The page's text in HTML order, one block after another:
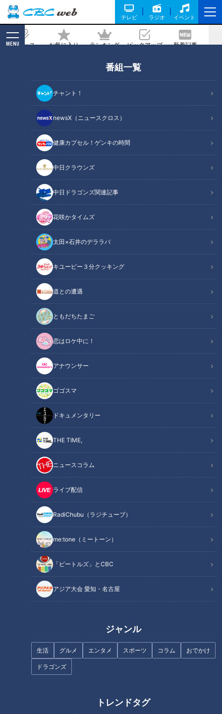
テレビ ラジオ イベント
ニュース お気に入り ランキング ピックアップ 新着記事
MENU
番組一覧
チャント！
newsX（ニュースクロス）
健康カプセル！ゲンキの時間
中日クラウンズ
中日ドラゴンズ関連記事
花咲かタイムズ
太田×石井のデララバ
キユーピー３分クッキング
道との遭遇
ともだちたまご
恋はロケ中に！
アナウンサー
ゴゴスマ
ドキュメンタリー
THE TIME,
ニュースコラム
ライブ配信
RadiChubu（ラジチューブ）
me:tone（ミートーン）
「ビートルズ」とCBC
アジア大会 愛知・名古屋
ジャンル
生活 グルメ エンタメ スポーツ コラム おでかけ
ドラゴンズ
トレンドタグ
ード『亀山みそ焼きうどん』を調査！ B
級グルメでも知られる味のルーツを探る
記事に戻る
CBCテレビ『チャント！』いただきます！ほぼ地元だけ 愛されフード
この記事の画像（全7枚）
記事に戻る
この記事を見たあなたへのおすすめ
SNSで大バズりの「海老ワンタ
ン麺」！？大衆町中華が大行列
店に！大将が感動した思い出の
盛り放題のモーニングが「400
円」！？人気すぎて客殺到 名古
屋＆岐阜の「激安モーニング」
ラジオ番組内で結婚を発表！な